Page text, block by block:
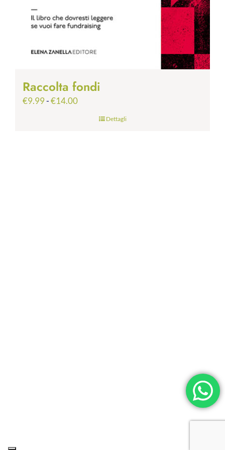
Raccolta fondi
€9.99-€14.00Fascia
Dettagli